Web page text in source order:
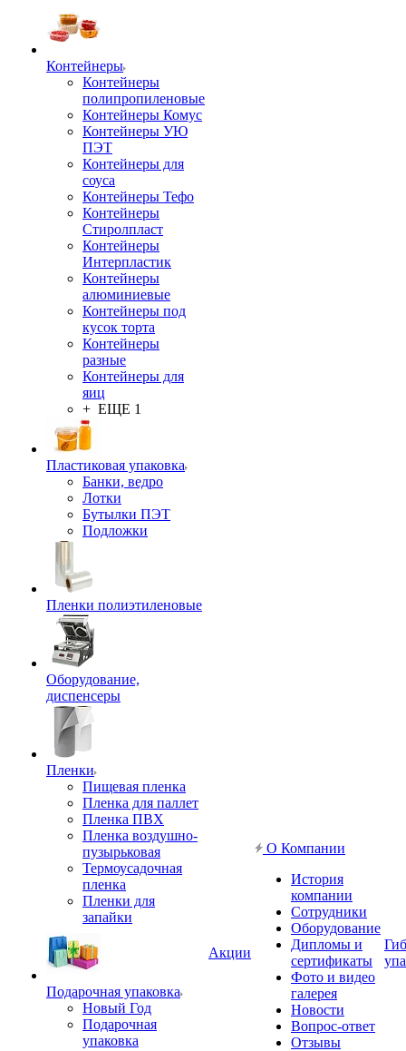
Контейнеры
Контейнеры
полипропиленовые
Контейнеры Комус
Контейнеры УЮ
ПЭТ
Контейнеры для
соуса
Контейнеры Тефо
Контейнеры
Стиролпласт
Контейнеры
Интерпластик
Контейнеры
алюминиевые
Контейнеры под
кусок торта
Контейнеры
разные
Контейнеры для
яиц
+ ЕЩЕ 1
Пластиковая упаковка
Банки, ведро
Лотки
Бутылки ПЭТ
Подложки
Пленки полиэтиленовые
Оборудование,
диспенсеры
Пленки
Пищевая пленка
Пленка для паллет
Пленка ПВХ
Пленка воздушно-
пузырьковая
Термоусадочная
пленка
Пленки для
запайки
Подарочная упаковка
Новый Год
Подарочная
упаковка
Акции
О Компании
История
компании
Сотрудники
Оборудование
Дипломы и
сертификаты
Фото и видео
галерея
Новости
Вопрос-ответ
Отзывы